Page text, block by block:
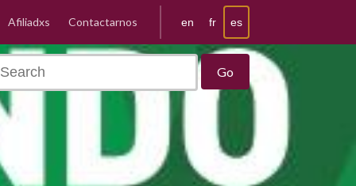
en fr es
Afiliadxs Contactarnos